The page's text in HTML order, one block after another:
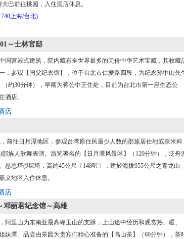
巴前往桃园，入住酒店休息。
上海/台北)
～士林官邸
国宫殿式建筑，院内藏有全世界最多的无价中华艺术宝藏，其收藏
参观【国父纪念馆】，位于台北市仁爱路四段，为纪念孙中山先
约30分钟），早期为蒋公中正住处，目前为台北市第一座生态公
酒店。
店
前往日月潭地区，参观台湾原住民最少人数的邵族居住地或奈米科
族人歌舞表演。游览著名的【日月潭风景区】（120分钟），泛舟
恩塔(9层塔，高约45公尺〔148呎〕，建於海拔955公尺之青龙山
义地区入住休息。
店
邓丽君纪念馆～高雄
里山为东南亚最高峰玉山的支脉，上山途中经历和观赏热、暖、
潭。品尝由茶园为贵宾们精心准备的【高山茶】（60分钟），茶